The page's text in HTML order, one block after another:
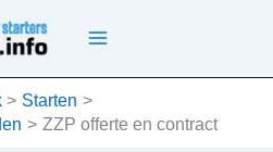
Starten
ZZP offerte en contract